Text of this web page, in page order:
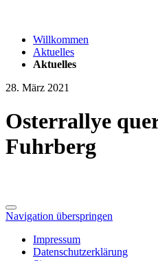
Willkommen
Aktuelles
Aktuelles
28. März 2021
Osterrallye
Fuhrberg
Navigation überspringen
Impressum
Datenschutzerklärung